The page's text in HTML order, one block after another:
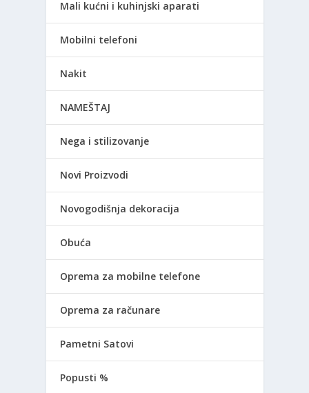
Mali kućni i kuhinjski aparati
Mobilni telefoni
Nakit
NAMEŠTAJ
Nega i stilizovanje
Novi Proizvodi
Novogodišnja dekoracija
Obuća
Oprema za mobilne telefone
Oprema za računare
Pametni Satovi
Popusti %